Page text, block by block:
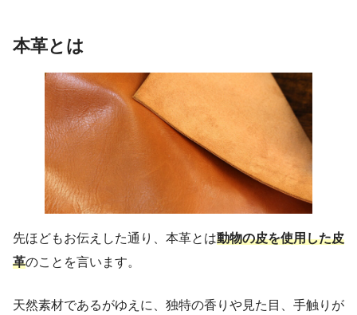
本革とは
先ほどもお伝えした通り、本革とは動物の皮を使用した皮
革のことを言います。
天然素材であるがゆえに、独特の香りや見た目、手触りが